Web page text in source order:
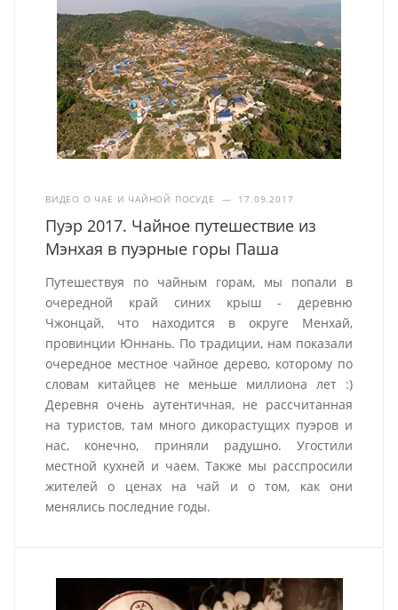
ВИДЕО О ЧАЕ И ЧАЙНОЙ ПОСУДЕ — 17.09.2017
Пуэр 2017. Чайное путешествие из
Мэнхая в пуэрные горы Паша
Путешествуя по чайным горам, мы попали в
очередной край синих крыш - деревню
Чжонцай, что находится в округе Менхай,
провинции Юннань. По традиции, нам показали
очередное местное чайное дерево, которому по
словам китайцев не меньше миллиона лет :)
Деревня очень аутентичная, не рассчитанная
на туристов, там много дикорастущих пуэров и
нас, конечно, приняли радушно. Угостили
местной кухней и чаем. Также мы расспросили
жителей о ценах на чай и о том, как они
менялись последние годы.